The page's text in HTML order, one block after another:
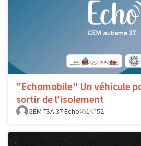
"Echomobile" Un véhicule
sortir de l'isolement
GEM TSA 37 Echo
1 52